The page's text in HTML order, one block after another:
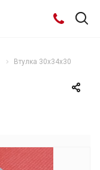
Втулка 30x34x30